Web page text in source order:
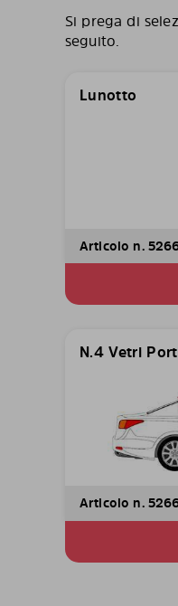
Si prega di
seguito.
Lunotto
Articolo n.
N.4 Vetri
Articolo n.